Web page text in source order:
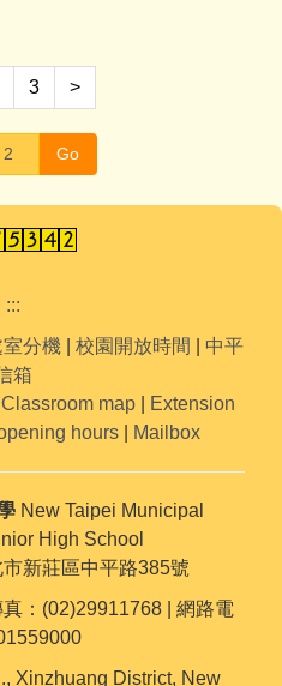
3 >
Go
:::
室分機 校園開放時間
中平
箱
Classroom map
Extension
hours| Mailbox
New Taipei Municipal
High School
新莊區中平路385號
：(02)29911768 | 網路電
Xinzhuang District, New